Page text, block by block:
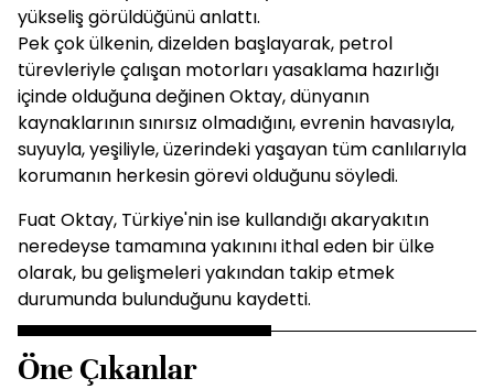
yükseliş görüldüğünü anlattı.
Pek çok ülkenin, dizelden başlayarak, petrol
türevleriyle çalışan motorları yasaklama hazırlığı
içinde olduğuna değinen Oktay, dünyanın
kaynaklarının sınırsız olmadığını, evrenin havasıyla,
suyuyla, yeşiliyle, üzerindeki yaşayan tüm canlılarıyla
korumanın herkesin görevi olduğunu söyledi.
Fuat Oktay, Türkiye'nin ise kullandığı akaryakıtın
neredeyse tamamına yakınını ithal eden bir ülke
olarak, bu gelişmeleri yakından takip etmek
durumunda bulunduğunu kaydetti.
Öne Çıkanlar